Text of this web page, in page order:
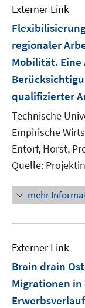
Externer Link
regionaler
Mobilität. Eine
qualifizierter
Technische
Empirische
Entorf, Horst,
Quelle:
mehr
Externer Link
Brain drain
Migrationen in